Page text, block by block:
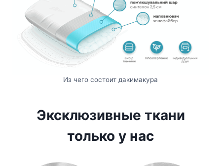
Из чего состоит дакимакура
Эксклюзивные ткани
только у нас